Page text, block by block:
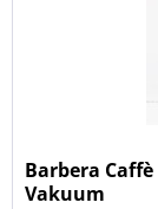
Barbera
Vakuum